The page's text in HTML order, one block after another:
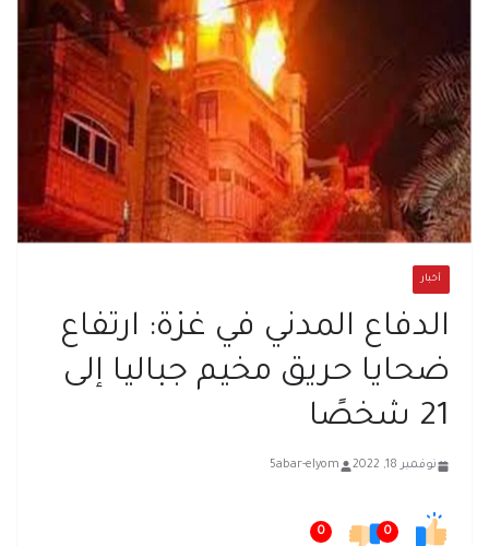
أخبار
الدفاع المدني في غزة: ارتفاع
ضحايا حريق مخيم جباليا إلى
21 شخصًا
نوفمبر 18, 2022 5abar-elyom
0
0